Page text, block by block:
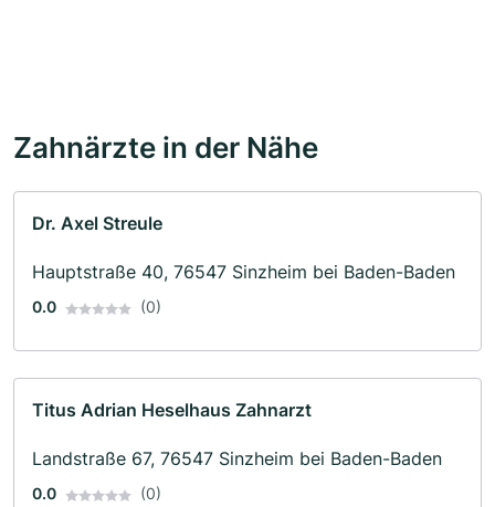
Zahnärzte in der Nähe
Dr. Axel Streule
Hauptstraße 40, 76547 Sinzheim bei Baden-Baden
0.0 (0)
Titus Adrian Heselhaus Zahnarzt
Landstraße 67, 76547 Sinzheim bei Baden-Baden
0.0 (0)